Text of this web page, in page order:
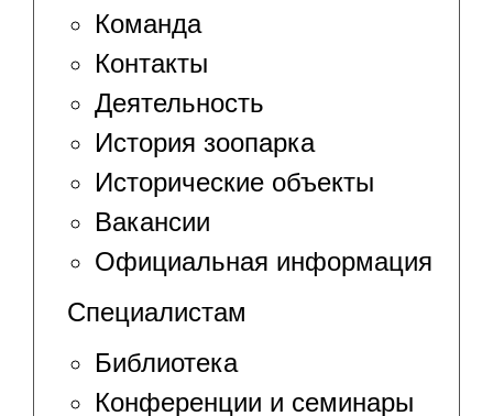
Команда
Контакты
Деятельность
История зоопарка
Исторические объекты
Вакансии
Официальная информация
Специалистам
Библиотека
Конференции и семинары